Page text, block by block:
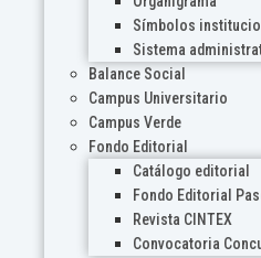
Símbolos
Sistema
Balance Social
Campus Universitario
Campus Verde
Fondo Editorial
Catálogo editorial
Fondo Editorial
Revista CINTEX
Convocatoria